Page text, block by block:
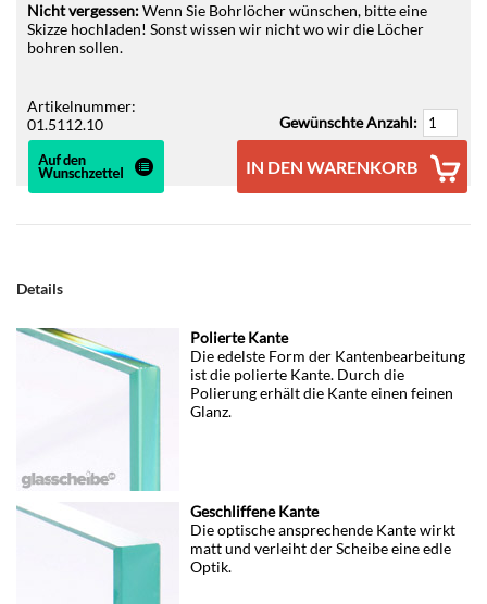
Nicht vergessen:Wenn Sie Bohrlöcher wünschen, bitte eine
Skizze hochladen! Sonst wissen wir nicht wo wir die Löcher
bohren sollen.
Artikelnummer:
01.5112.10
Gewünschte Anzahl:
IN DEN WARENKORB
Details
Polierte Kante
Die edelste Form der Kantenbearbeitung
ist die polierte Kante. Durch die
Polierung erhält die Kante einen feinen
Glanz.
Geschliffene Kante
Die optische ansprechende Kante wirkt
matt und verleiht der Scheibe eine edle
Optik.